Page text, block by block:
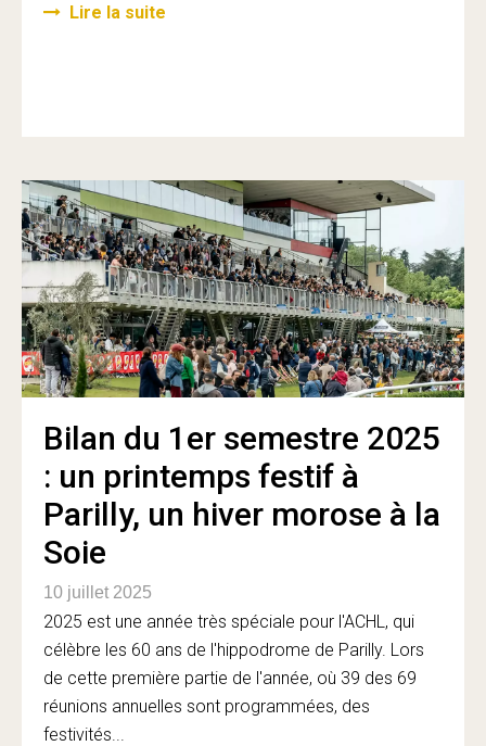
Lire la suite
Bilan du 1er semestre 2025
: un printemps festif à
Parilly, un hiver morose à la
Soie
10 juillet 2025
2025 est une année très spéciale pour l'ACHL, qui
célèbre les 60 ans de l'hippodrome de Parilly. Lors
de cette première partie de l'année, où 39 des 69
réunions annuelles sont programmées, des
festivités...